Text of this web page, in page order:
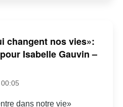
changent nos vies»:
Isabelle Gauvin –
dans notre vie»